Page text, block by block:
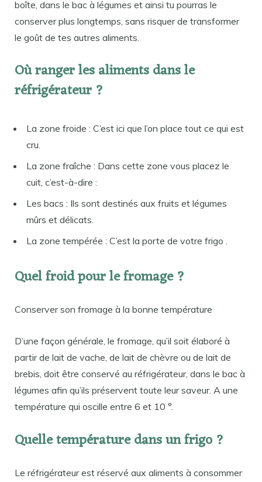
boîte, dans le bac à légumes et ainsi tu pourras le
conserver plus longtemps, sans risquer de transformer
le goût de tes autres aliments.
Où ranger les aliments dans le
réfrigérateur ?
La zone froide : C’est ici que l’on place tout ce qui est
cru.
La zone fraîche : Dans cette zone vous placez le
cuit, c’est-à-dire :
Les bacs : Ils sont destinés aux fruits et légumes
mûrs et délicats.
La zone tempérée : C’est la porte de votre frigo .
Quel froid pour le fromage ?
Conserver son fromage à la bonne température
D’une façon générale, le fromage, qu’il soit élaboré à
partir de lait de vache, de lait de chèvre ou de lait de
brebis, doit être conservé au réfrigérateur, dans le bac à
légumes afin qu’ils préservent toute leur saveur. A une
température qui oscille entre 6 et 10 °.
Quelle température dans un frigo ?
Le réfrigérateur est réservé aux aliments à consommer